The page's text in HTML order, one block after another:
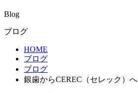
Blog
ブログ
HOME
ブログ
ブログ
銀歯からCEREC（セレック）へ